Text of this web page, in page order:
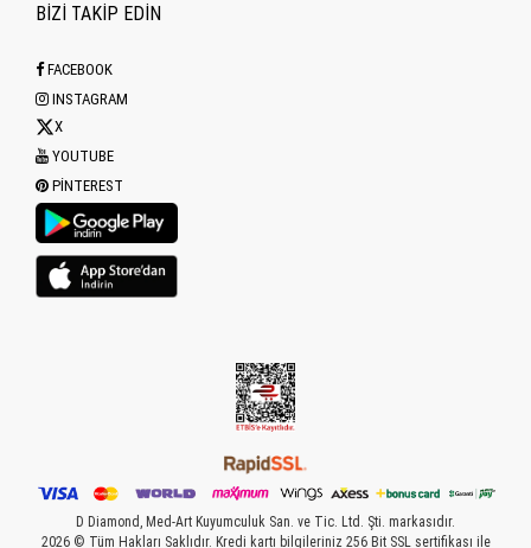
BİZİ TAKİP EDİN
FACEBOOK
INSTAGRAM
X
YOUTUBE
PINTEREST
D Diamond, Med-Art Kuyumculuk San. ve Tic. Ltd. Şti. markasıdır.
2026 © Tüm Hakları Saklıdır. Kredi kartı bilgileriniz 256 Bit SSL sertifikası ile